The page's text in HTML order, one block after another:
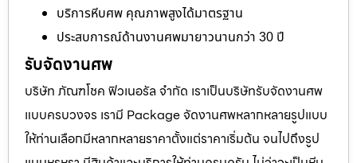
บริการหีบศพ คุณภาพสูงได้มาตรฐาน
ประสบการณ์ด้านงานศพมายาวนานกว่า 30 ปี
รับจัดงานศพ
บริษัท ภัณฑโชค ฟิวเนอรัล จำกัด เราเป็นบริษัทรับจัดงานศพ
แบบครบวงจร เรามี Package จัดงานศพหลากหลายรูปแบบ
ให้ท่านเลือกมีหลากหลายราคาตั้งแต่ราคาเริ่มต้น จนไปถึงรูป